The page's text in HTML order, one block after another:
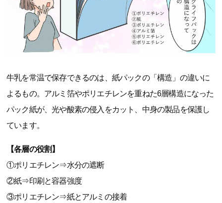
牛乳を常温で保存できるのは、紙パックの「構造」の違いに
よるもの。アルミ箔やポリエチレンを重ねた6層構造になった
パック紙が、光や酸素の侵入をカット、中身の製品を保護し
ています。
【各層の役割】
①ポリエチレン⇒水分の遮断
②紙⇒印刷と容器強度
③ポリエチレン⇒紙とアルミの接着